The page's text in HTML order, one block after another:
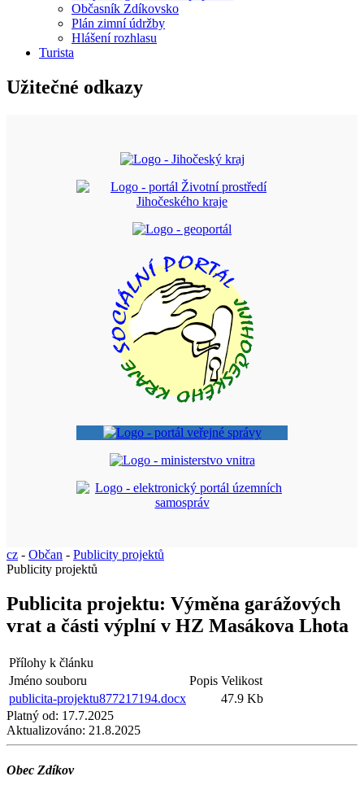
Občasník Zdíkovsko
Plán zimní údržby
Hlášení rozhlasu
Turista
Užitečné odkazy
cz - Občan - Publicity projektů
Publicity projektů
Publicita projektu: Výměna garážových
vrat a části výplní v HZ Masákova Lhota
Přílohy k článku
Jméno souboru
Popis Velikost
publicita-projektu877217194.docx
47.9 Kb
Platný od: 17.7.2025
Aktualizováno: 21.8.2025
Obec Zdíkov